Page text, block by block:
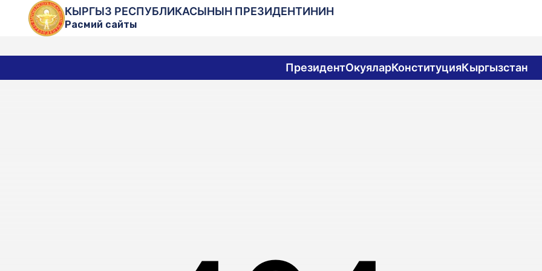
Расмий сайты
КЫРГЫЗ РЕСПУБЛИКАСЫНЫН ПРЕЗИДЕНТИНИН
ПрезидентОкуяларКонституцияКыргызстан